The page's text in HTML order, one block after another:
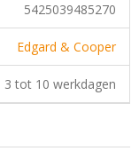
5425039485270
Edgard & Cooper
3 tot 10 werkdagen